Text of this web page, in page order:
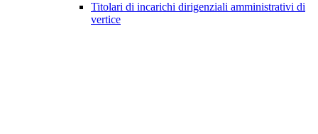
Titolari di incarichi dirigenziali amministrativi di
vertice